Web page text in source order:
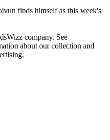
finds himself as this week's
company. See
about our collection and